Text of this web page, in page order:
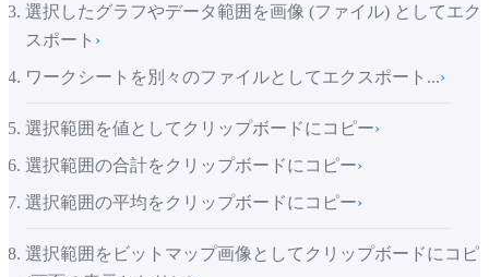
選択したグラフやデータ範囲を画像 (ファイル) としてエク
スポート ›
ワークシートを別々のファイルとしてエクスポート...›
選択範囲を値としてクリップボードにコピー›
選択範囲の合計をクリップボードにコピー›
選択範囲の平均をクリップボードにコピー›
選択範囲をビットマップ画像としてクリップボードにコピ